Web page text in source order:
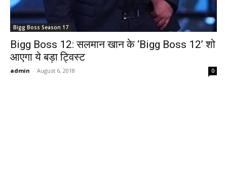
Bigg Boss Season 17
Bigg Boss 12: सलमान खान के ‘Bigg Boss 12’ शो
आएगा ये बड़ा ट्विस्ट
admin - August 6, 2018 0